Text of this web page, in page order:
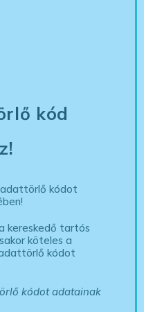
kód
adattörlő kódot
kereskedő tartós
köteles a
kódot
kódot adatainak